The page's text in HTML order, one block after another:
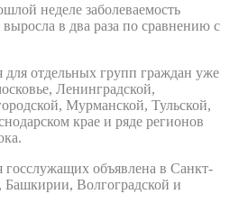
неделе заболеваемость
в два раза по сравнению с
для отдельных групп граждан уже
Ленинградской,
Мурманской, Тульской,
крае и ряде регионов
госслужащих объявлена в Санкт-
Башкирии, Волгоградской и